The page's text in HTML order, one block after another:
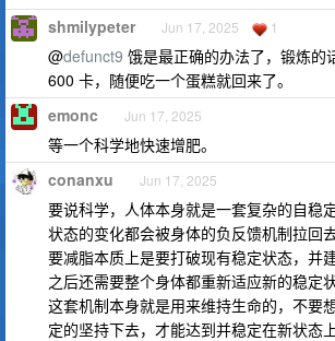
shmilypeter Jun 17, 2025 1
@defunct9 饿是最正确的办法了，锻炼的
600 卡，随便吃一个蛋糕就回来了。
emonc Jun 17, 2025
等一个科学地快速增肥。
conanxu Jun 17, 2025
要说科学，人体本身就是一套复杂的自稳
状态的变化都会被身体的负反馈机制拉回去
要减脂本质上是要打破现有稳定状态，并
之后还需要整个身体都重新适应新的稳定状
这套机制本身就是用来维持生命的，不要
定的坚持下去，才能达到并稳定在新状态上